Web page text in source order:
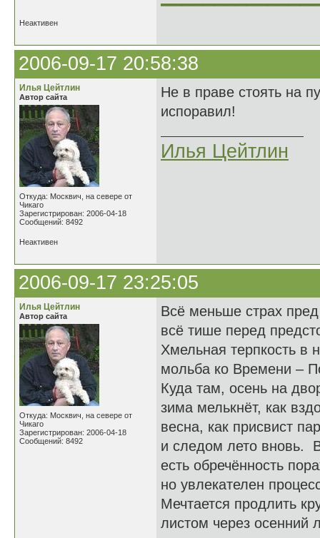
Неактивен
2006-09-17 20:58:38
Илья Цейтлин
Автор сайта
Откуда: Москвич, на севере от
Чикаго
Зарегистрирован: 2006-04-18
Сообщений: 8492
Не в праве стоять на
испоравил!
Илья Цейтлин
Неактивен
2006-09-17 23:25:05
Илья Цейтлин
Автор сайта
Откуда: Москвич, на севере от
Чикаго
Зарегистрирован: 2006-04-18
Сообщений: 8492
Всё меньше страх
всё тише перед
Хмельная терпкость в
мольба ко Времени –
Куда там, осень на
зима мелькнёт, как
весна, как присвист
и следом лето вновь.
есть обречённость
но увлекателен
Мечтается продлить
листом через осенний